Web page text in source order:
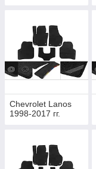
Chevrolet Lanos
1998-2017 гг.